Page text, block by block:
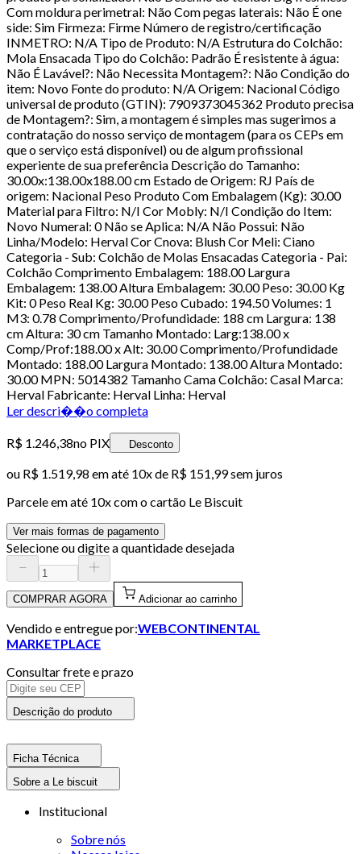
Com moldura perimetral: Não Com pegas laterais: Não É one
side: Sim Firmeza: Firme Número de registro/certificação
INMETRO: N/A Tipo de Produto: N/A Estrutura do Colchão:
Mola Ensacada Tipo do Colchão: Padrão É resistente à água:
Não É Lavável?: Não Necessita Montagem?: Não Condição do
item: Novo Fonte do produto: N/A Origem: Nacional Código
universal de produto (GTIN): 7909373045362 Produto precisa
de Montagem?: Sim, a montagem é simples mas sugerimos a
contratação do nosso serviço de montagem (para os CEPs em
que o serviço está disponível) ou de algum profissional
experiente de sua preferência Descrição do Tamanho:
30.00x:138.00x188.00 cm Estado de Origem: RJ País de
origem: Nacional Peso Produto Com Embalagem (Kg): 30.00
Material para Filtro: N/I Cor Mobly: N/I Condição do Item:
Novo Numeral: 0 Não se Aplica: N/A Não Possui: Não
Linha/Modelo: Herval Cor Cnova: Blush Cor Meli: Ciano
Categoria - Sub: Colchão de Molas Ensacadas Categoria - Pai:
Colchão Comprimento Embalagem: 188.00 Largura
Embalagem: 138.00 Altura Embalagem: 30.00 Peso: 30.00 Kg
Kit: 0 Peso Real Kg: 30.00 Peso Cubado: 194.50 Volumes: 1
M3: 0.78 Comprimento/Profundidade: 188 cm Largura: 138
cm Altura: 30 cm Tamanho Montado: Larg:138.00 x
Comp/Prof:188.00 x Alt: 30.00 Comprimento/Profundidade
Montado: 188.00 Largura Montado: 138.00 Altura Montado:
30.00 MPN: 5014382 Tamanho Cama Colchão: Casal Marca:
Herval Fabricante: Herval Linha: Herval
Ler descri��o completa
R$ 1.246,38no PIX Desconto
ou R$ 1.519,98 em até 10x de R$ 151,99 sem juros
Parcele em até 10x com o cartão Le Biscuit
Ver mais formas de pagamento
Selecione ou digite a quantidade desejada
COMPRAR AGORA Adicionar ao carrinho
Vendido e entregue por:WEBCONTINENTAL
MARKETPLACE
Consultar frete e prazo
Descrição do produto
Ficha Técnica
Sobre a Le biscuit
Institucional
Sobre nós